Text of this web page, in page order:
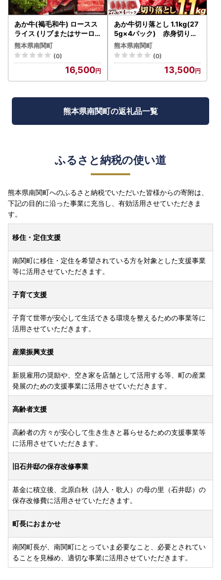
あか牛(褐毛和牛) ロースス
ライス (リブまたはサーロ
イン) 500g 熊本県産 肉 和
牛 牛肉 赤牛 あかうし リブ
ロース サーロイン 冷凍 《3
0日以内に出荷予定(土日祝
除く)》送料無料 熊本県南
熊本県南関町
(0)
16,500
あか牛切り落とし 1.1kg(27
5g×4パック) 赤身切り落
としスライス《30日以内に
出荷予定(土日祝除く)》肉
牛肉 切り落とし 国産牛 切
落とし ブランド牛 すき焼き
スライス カレー 焼肉 小分
熊本県南関町
(0)
13,500
熊本県南関町の返礼品一覧
ふるさと納税の使い道
熊本県南関町へのふるさと納税でいただいた皆様からの寄附は、
下記の目的に沿った事業に充当し、有効活用させていただきま
す。
移住・定住支援
南関町に移住・定住を希望されている方を対象とした支援事業
等に活用させていただきます。
子育て支援
子育て世帯が安心して生活できる環境を整えるための事業等に
活用させていただきます。
産業振興支援
新規雇用の奨励や、空き家を店舗として活用する等、町の産業
発展のための支援事業に活用させていただきます。
高齢者支援
高齢者の方々が安心して生き生きと暮らせるための支援事業等
に活用させていただきます。
旧石井邸の保存改修事業
基金に積立後、北原白秋（詩人・歌人）の母の里（石井邸）の
保存改修費に活用させていただきます。
町長におまかせ
南関町長が、南関町にとっていま必要なこと、必要とされてい
ることを見極め、適切な事業に活用させていただきます。